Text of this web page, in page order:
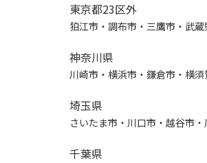
東京都23区外
狛江市・調布市・三鷹市・武
神奈川県
川崎市・横浜市・鎌倉市・横
埼玉県
さいたま市・川口市・越谷市
千葉県